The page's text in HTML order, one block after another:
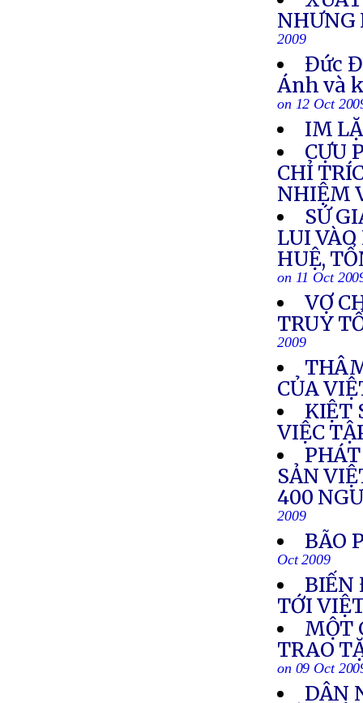
NHƯNG
2009
Đức
Ánh và
on 12 Oct
IM
CỰU
CHỈ
NHIỆM
SỨ
LUI
HUỆ,
on 11 Oct
VỢ
TRUY
2009
CỦA
KIỆT
VIỆC
SẢN
400
2009
BÃO
Oct 2009
BIẾN
TỚI
MỘT
TRAO
on 09 Oct
DÂN